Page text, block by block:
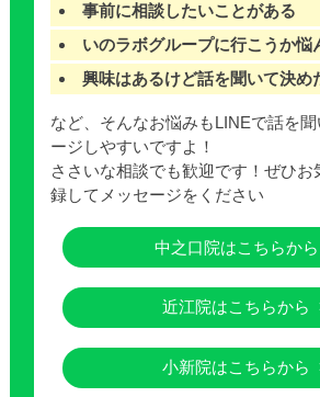
事前に相談したいことがある
いのラボグループに行こうか悩
興味はあるけど話を聞いて決め
など、そんなお悩みもLINEで話を
ージしやすいですよ！
ささいな相談でも歓迎です！ぜひお
録してメッセージをください
中之口院はこちらから
近江院はこちらから
小新院はこちらから